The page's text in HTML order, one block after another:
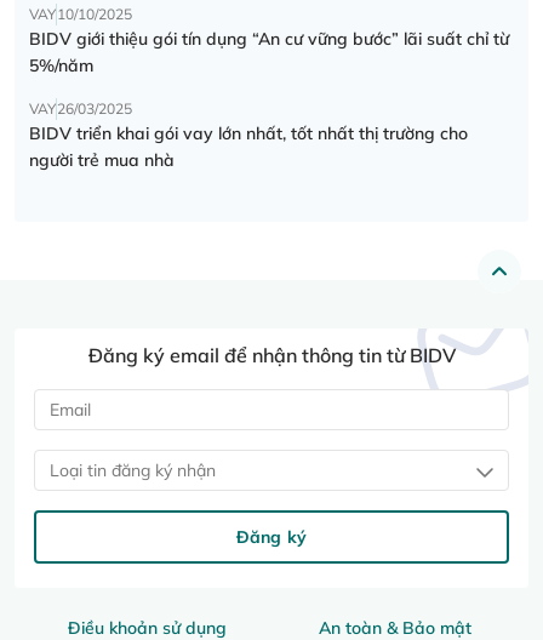
VAY10/10/2025
BIDV giới thiệu gói tín dụng “An cư vững bước” lãi suất chỉ từ
5%/năm
VAY26/03/2025
BIDV triển khai gói vay lớn nhất, tốt nhất thị trường cho
người trẻ mua nhà
Điều khoản sử dụng
An toàn & Bảo mật
Đăng ký email để nhận thông tin từ BIDV
Loại tin đăng ký nhận
Đăng ký